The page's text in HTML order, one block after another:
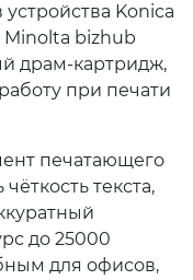
Konica
Minolta bizhub
драм-картридж,
при печати
печатающего
текста,
до 25000
для офисов,